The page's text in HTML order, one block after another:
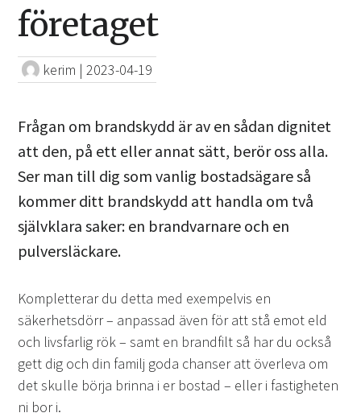
företaget
kerim |2023-04-19
Frågan om brandskydd är av en sådan dignitet
att den, på ett eller annat sätt, berör oss alla.
Ser man till dig som vanlig bostadsägare så
kommer ditt brandskydd att handla om två
självklara saker: en brandvarnare och en
pulversläckare.
Kompletterar du detta med exempelvis en
säkerhetsdörr – anpassad även för att stå emot eld
och livsfarlig rök – samt en brandfilt så har du också
gett dig och din familj goda chanser att överleva om
det skulle börja brinna i er bostad – eller i fastigheten
ni bor i.